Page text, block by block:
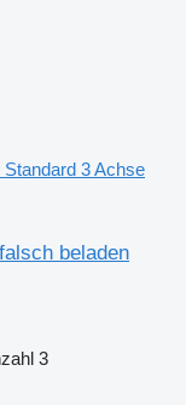
Standard 3 Achse
beladen
3